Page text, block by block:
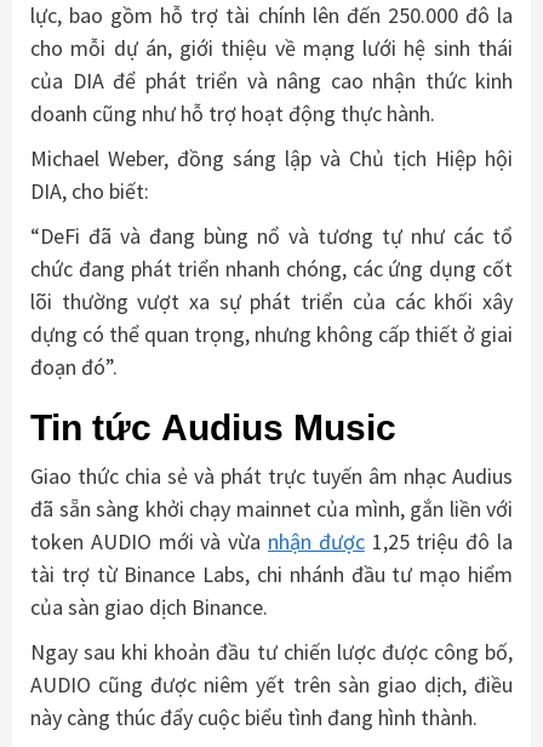
lực, bao gồm hỗ trợ tài chính lên đến 250.000 đô la
cho mỗi dự án, giới thiệu về mạng lưới hệ sinh thái
của DIA để phát triển và nâng cao nhận thức kinh
doanh cũng như hỗ trợ hoạt động thực hành.
Michael Weber, đồng sáng lập và Chủ tịch Hiệp hội
DIA, cho biết:
“DeFi đã và đang bùng nổ và tương tự như các tổ
chức đang phát triển nhanh chóng, các ứng dụng cốt
lõi thường vượt xa sự phát triển của các khối xây
dựng có thể quan trọng, nhưng không cấp thiết ở giai
đoạn đó”.
Tin tức Audius Music
Giao thức chia sẻ và phát trực tuyến âm nhạc Audius
đã sẵn sàng khởi chạy mainnet của mình, gắn liền với
token AUDIO mới và vừa nhận được1,25 triệu đô la
tài trợ từ Binance Labs, chi nhánh đầu tư mạo hiểm
của sàn giao dịch Binance.
Ngay sau khi khoản đầu tư chiến lược được công bố,
AUDIO cũng được niêm yết trên sàn giao dịch, điều
này càng thúc đẩy cuộc biểu tình đang hình thành.